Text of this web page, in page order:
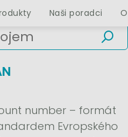
Naši poradci
number – formát
Evropského